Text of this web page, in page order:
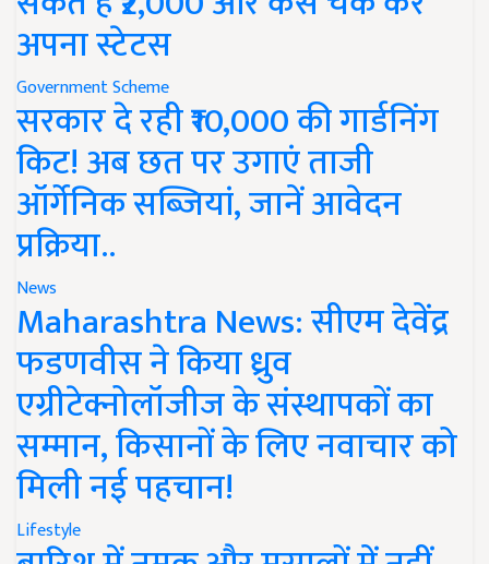
अपना स्टेटस
Government Scheme
सरकार दे रही ₹10,000 की गार्डनिंग
किट! अब छत पर उगाएं ताजी
ऑर्गेनिक सब्जियां, जानें आवेदन
प्रक्रिया..
News
Maharashtra News: सीएम देवेंद्र
फडणवीस ने किया ध्रुव
एग्रीटेक्नोलॉजीज के संस्थापकों का
सम्मान, किसानों के लिए नवाचार को
मिली नई पहचान!
Lifestyle